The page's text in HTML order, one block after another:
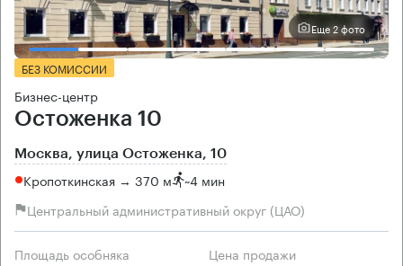
Еще 2 фото
БЕЗ КОМИССИИ
Бизнес-центр
Остоженка 10
Москва, улица Остоженка, 10
Кропоткинская → 370 м ~4 мин
Центральный административный округ (ЦАО)
Площадь особняка Цена продажи